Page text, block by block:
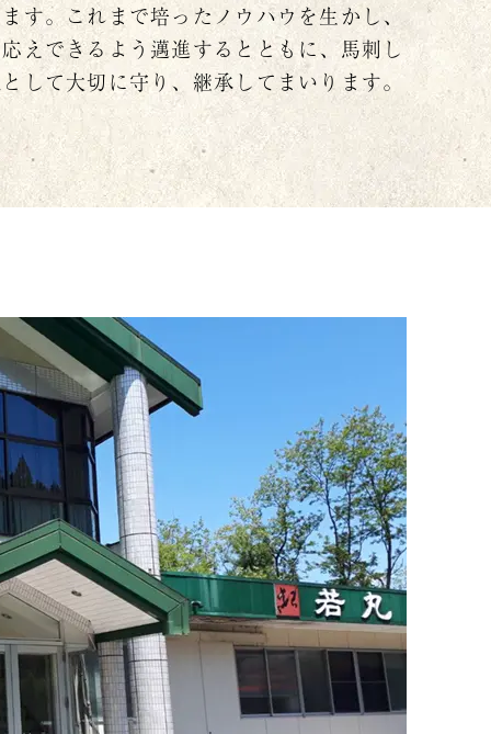
す。これまで培ったノウハウを生かし、
えできるよう邁進するとともに、馬刺し
して大切に守り、継承してまいります。